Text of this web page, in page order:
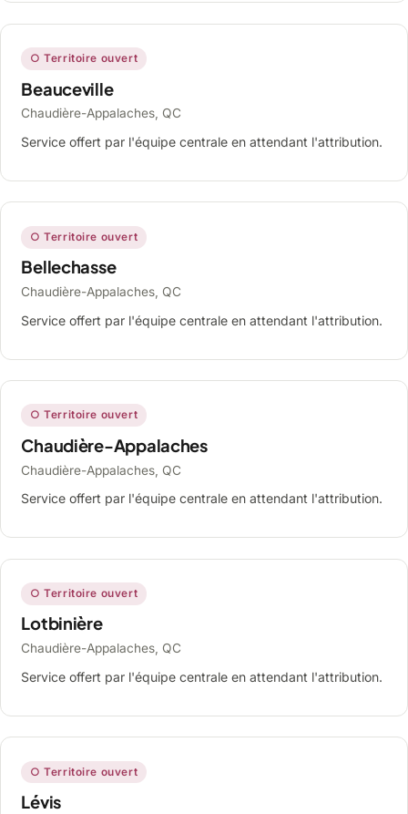
○ Territoire ouvert
Beauceville
Chaudière-Appalaches, QC
Service offert par l'équipe centrale en attendant l'attribution.
○ Territoire ouvert
Bellechasse
Chaudière-Appalaches, QC
Service offert par l'équipe centrale en attendant l'attribution.
○ Territoire ouvert
Chaudière-Appalaches
Chaudière-Appalaches, QC
Service offert par l'équipe centrale en attendant l'attribution.
○ Territoire ouvert
Lotbinière
Chaudière-Appalaches, QC
Service offert par l'équipe centrale en attendant l'attribution.
○ Territoire ouvert
Lévis